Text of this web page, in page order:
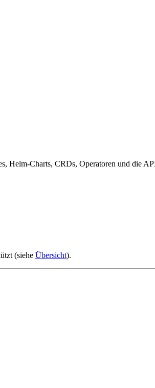
Helm-Charts, CRDs, Operatoren und die
(siehe Übersicht).